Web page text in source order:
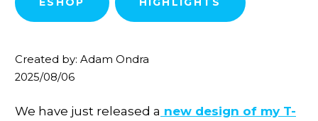
Created by: Adam Ondra
2025/08/06
We have just released a new design of my T-